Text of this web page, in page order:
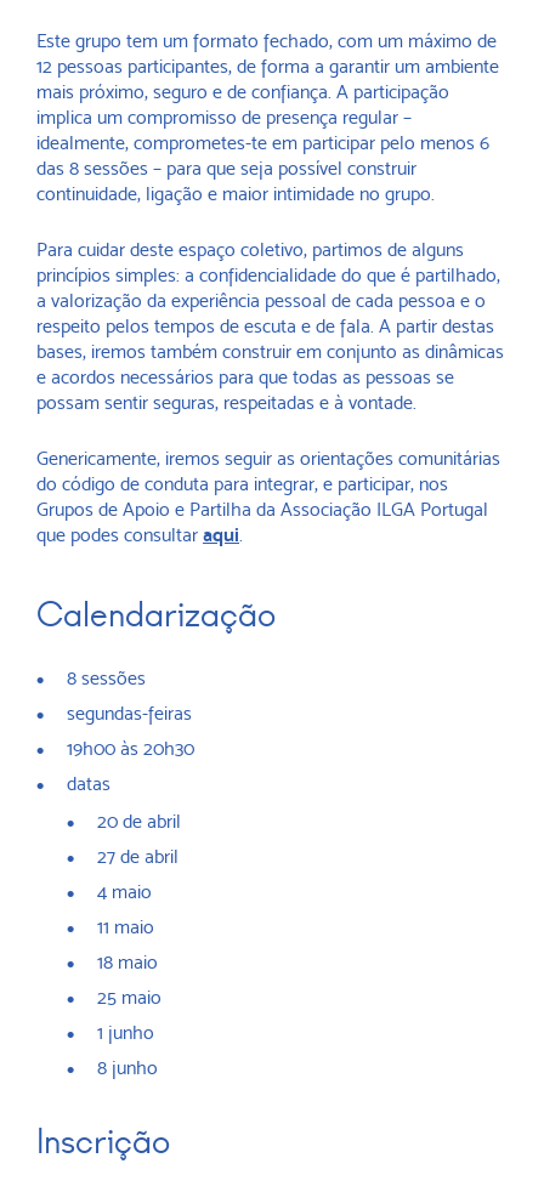
Este grupo tem um formato fechado, com um máximo de
12 pessoas participantes, de forma a garantir um ambiente
mais próximo, seguro e de confiança. A participação
implica um compromisso de presença regular –
idealmente, comprometes-te em participar pelo menos 6
das 8 sessões – para que seja possível construir
continuidade, ligação e maior intimidade no grupo.
Para cuidar deste espaço coletivo, partimos de alguns
princípios simples: a confidencialidade do que é partilhado,
a valorização da experiência pessoal de cada pessoa e o
respeito pelos tempos de escuta e de fala. A partir destas
bases, iremos também construir em conjunto as dinâmicas
e acordos necessários para que todas as pessoas se
possam sentir seguras, respeitadas e à vontade.
Genericamente, iremos seguir as orientações comunitárias
do código de conduta para integrar, e participar, nos
Grupos de Apoio e Partilha da Associação ILGA Portugal
que podes consultar aqui.
Calendarização
8 sessões
segundas-feiras
19h00 às 20h30
datas
20 de abril
27 de abril
4 maio
11 maio
18 maio
25 maio
1 junho
8 junho
Inscrição